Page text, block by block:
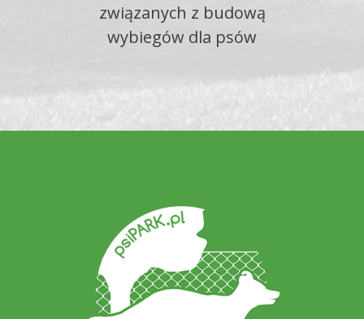
związanych z budową
wybiegów dla psów